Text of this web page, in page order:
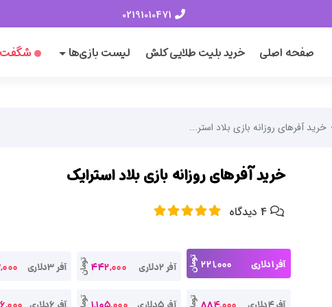
صفحه اصلی خرید بلیت طلایی کلش لیست بازی‌ها
خرید آفرهای روزانه بازی بلاد استر...
خرید آفرهای روزانه بازی بلاد استرایک
4 دیدگاه
آفر 1دلاری 221,000 تومان آفر 2دلاری 442,000 تومان آفر 3دلاری